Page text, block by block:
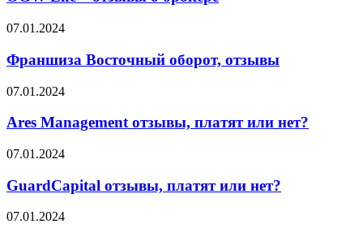
о
Франшиза
оборот,
отзывы
07.01.2024
Франшиза Восточный оборот, отзывы
Ares
отзывы,
или
07.01.2024
Ares Management отзывы, платят или нет?
GuardCapital
платят
или
нет?
07.01.2024
GuardCapital отзывы, платят или нет?
Win4Trader
07.01.2024